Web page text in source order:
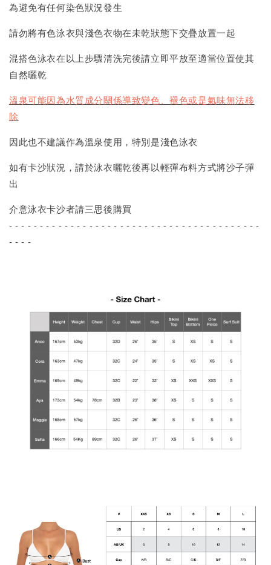
為避免有任何染色狀況發生
請勿將有色泳衣與淺色衣物在未乾狀態下交疊放置一起
混搭色泳衣在以上步驟清洗完後請立即平放至適當位置使其
自然曬乾
溫泉可能因為水質成分關係導致變色、褪色或是氣味無法移
除
因此也不建議作為溫泉使用，特別是淺色泳衣
如有卡沙狀況，請於泳衣曬乾後再以輕彈布料方式將沙子彈
出
介意泳衣卡沙者請三思後購買
- - - - - - - - - - - - - - - - - - - - - - - - - - - - - - - - - - - - - - - - -
- - - -